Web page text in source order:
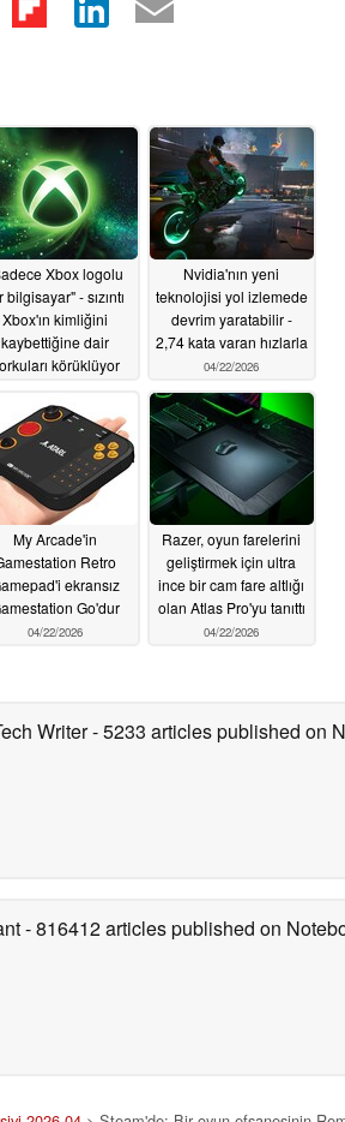
Xbox logolu
bilgisayar" - sızıntı
Xbox'ın kimliğini
kaybettiğine dair
körüklüyor
Nvidia'nın yeni
teknolojisi yol izlemede
devrim yaratabilir -
2,74 kata varan hızlarla
04/22/2026
My Arcade'in
Retro
ekransız
Go'dur
04/22/2026
Razer, oyun farelerini
geliştirmek için ultra
ince bir cam fare altlığı
olan Atlas Pro'yu tanıttı
04/22/2026
Writer- 5233 articles published on
- 816412 articles published on